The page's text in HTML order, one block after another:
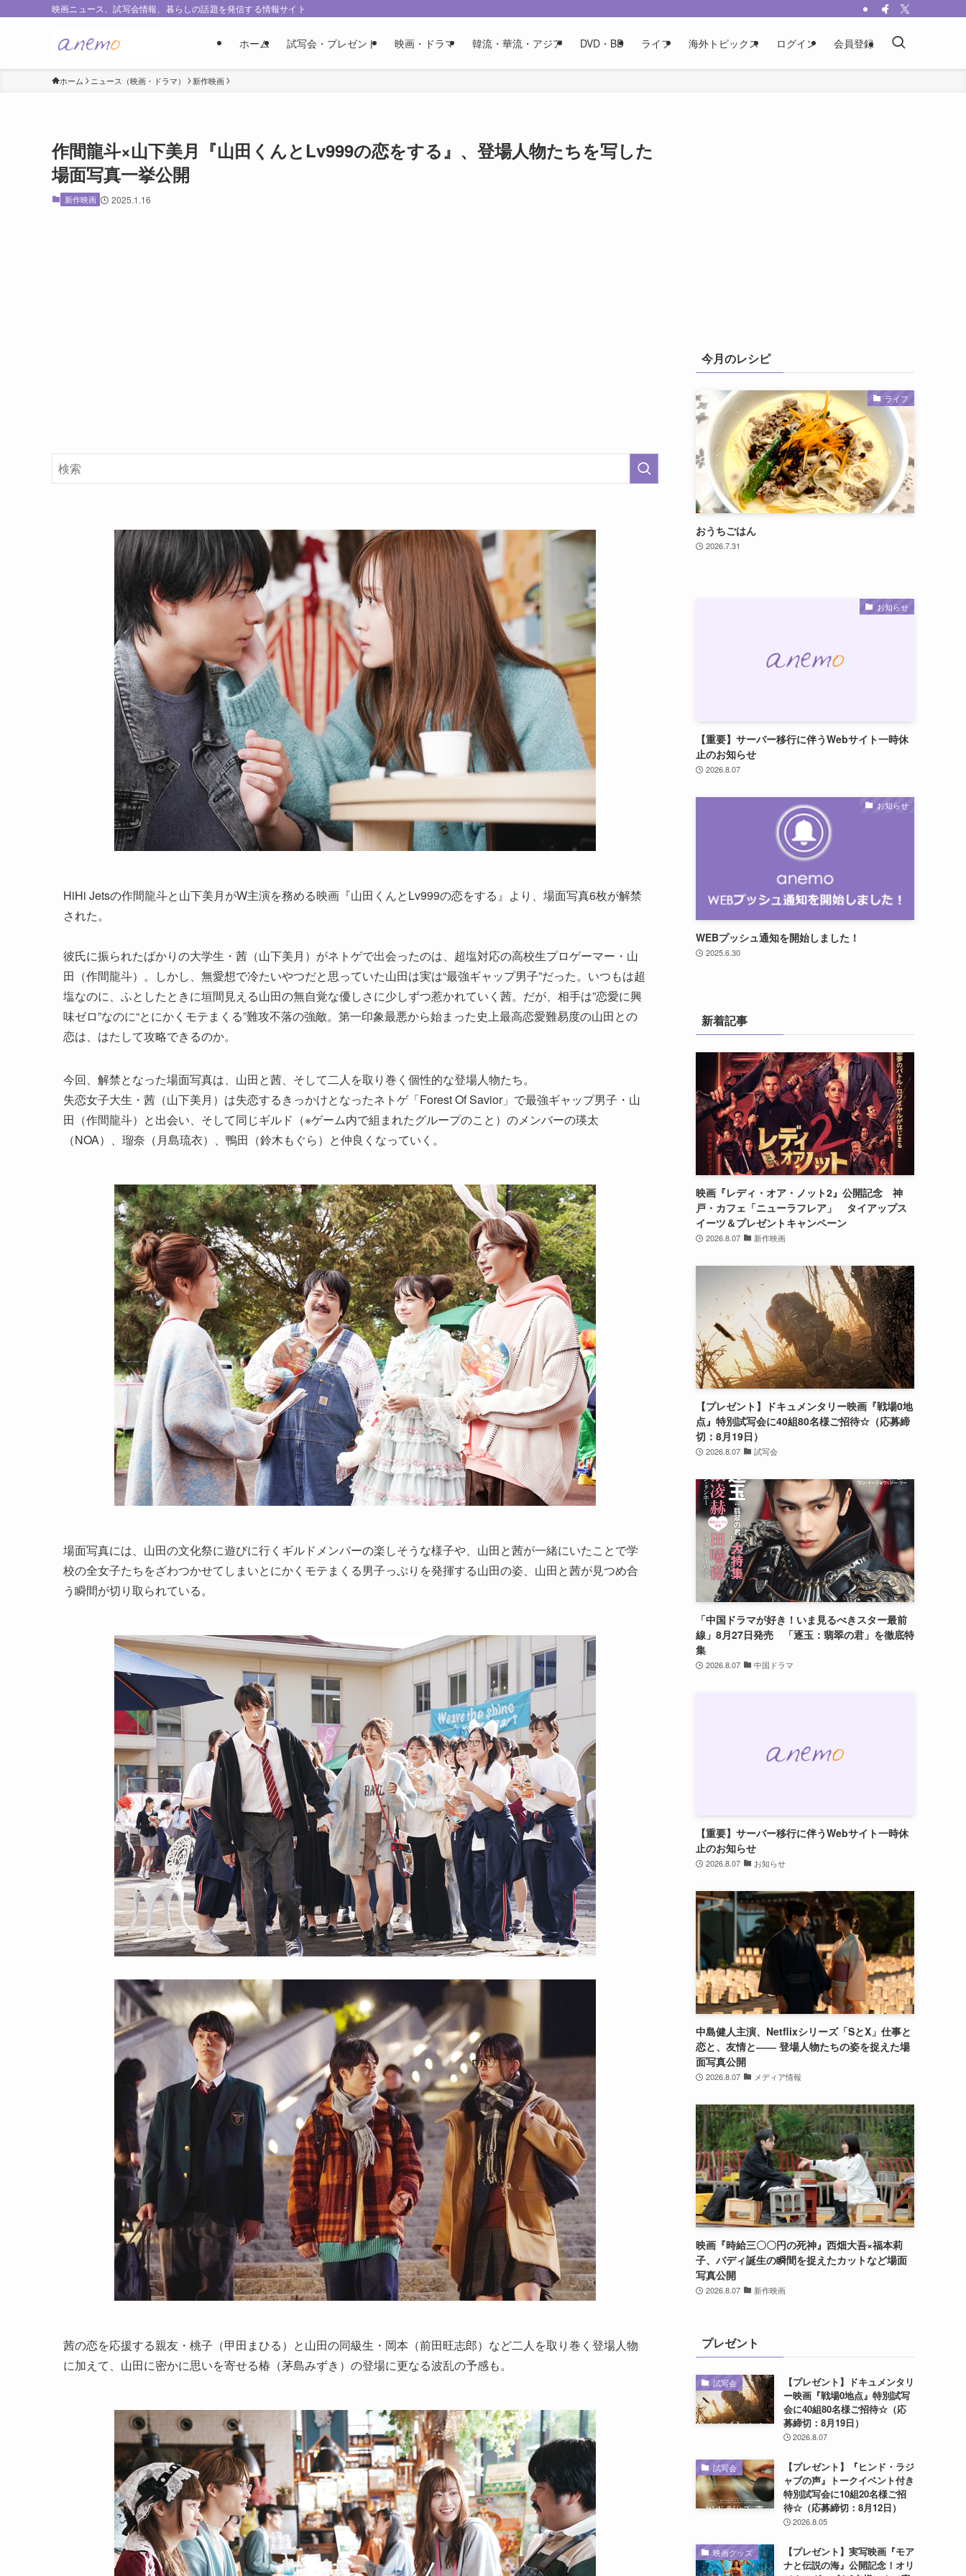
映画ニュース、試写会情報、暮らしの話題を発信する情報サイト
ホーム 試写会・プレゼント 映画・ドラマ 韓流・華流・アジア DVD・BD ライフ 海外トピックス ログイン 会員登録
ホーム ニュース（映画・ドラマ） 新作映画
作間龍斗×山下美月『山田くんとLv999の恋をする』、登場人物たちを写した
場面写真一挙公開
新作映画 2025.1.16
HiHi Jetsの作間龍斗と山下美月がW主演を務める映画『山田くんとLv999の恋をする』より、場面写真6枚が解禁
された。
彼氏に振られたばかりの大学生・茜（山下美月）がネトゲで出会ったのは、超塩対応の高校生プロゲーマー・山
田（作間龍斗）。しかし、無愛想で冷たいやつだと思っていた山田は実は“最強ギャップ男子”だった。いつもは超
塩なのに、ふとしたときに垣間見える山田の無自覚な優しさに少しずつ惹かれていく茜。だが、相手は”恋愛に興
味ゼロ”なのに“とにかくモテまくる”難攻不落の強敵。第一印象最悪から始まった史上最高恋愛難易度の山田との
恋は、はたして攻略できるのか。
今回、解禁となった場面写真は、山田と茜、そして二人を取り巻く個性的な登場人物たち。
失恋女子大生・茜（山下美月）は失恋するきっかけとなったネトゲ「Forest Of Savior」で最強ギャップ男子・山
田（作間龍斗）と出会い、そして同じギルド（※ゲーム内で組まれたグループのこと）のメンバーの瑛太
（NOA）、瑠奈（月島琉衣）、鴨田（鈴木もぐら）と仲良くなっていく。
場面写真には、山田の文化祭に遊びに行くギルドメンバーの楽しそうな様子や、山田と茜が一緒にいたことで学
校の全女子たちをざわつかせてしまいとにかくモテまくる男子っぷりを発揮する山田の姿、山田と茜が見つめ合
う瞬間が切り取られている。
茜の恋を応援する親友・桃子（甲田まひる）と山田の同級生・岡本（前田旺志郎）など二人を取り巻く登場人物
に加えて、山田に密かに思いを寄せる椿（茅島みずき）の登場に更なる波乱の予感も。
今月のレシピ
ライフ
おうちごはん
2026.7.31
お知らせ
【重要】サーバー移行に伴うWebサイト一時休
止のお知らせ
2026.8.07
お知らせ
WEBプッシュ通知を開始しました！
2025.6.30
新着記事
映画『レディ・オア・ノット2』公開記念 神
戸・カフェ「ニューラフレア」 タイアップス
イーツ＆プレゼントキャンペーン
2026.8.07 新作映画
【プレゼント】ドキュメンタリー映画『戦場0地
点』特別試写会に40組80名様ご招待☆（応募締
切：8月19日）
2026.8.07 試写会
「中国ドラマが好き！いま見るべきスター最前
線」8月27日発売 「逐玉：翡翠の君」を徹底特
集
2026.8.07 中国ドラマ
【重要】サーバー移行に伴うWebサイト一時休
止のお知らせ
2026.8.07 お知らせ
中島健人主演、Netflixシリーズ「SとX」仕事と
恋と、友情と―― 登場人物たちの姿を捉えた場
面写真公開
2026.8.07 メディア情報
映画『時給三〇〇円の死神』西畑大吾×福本莉
子、バディ誕生の瞬間を捉えたカットなど場面
写真公開
2026.8.07 新作映画
プレゼント
試写会
【プレゼント】ドキュメンタリ
ー映画『戦場0地点』特別試写
会に40組80名様ご招待☆（応
募締切：8月19日）
2026.8.07
試写会
【プレゼント】『ヒンド・ラジ
ャブの声』トークイベント付き
特別試写会に10組20名様ご招
待☆（応募締切：8月12日）
2026.8.05
映画グッズ
【プレゼント】実写映画『モア
ナと伝説の海』公開記念！オリ